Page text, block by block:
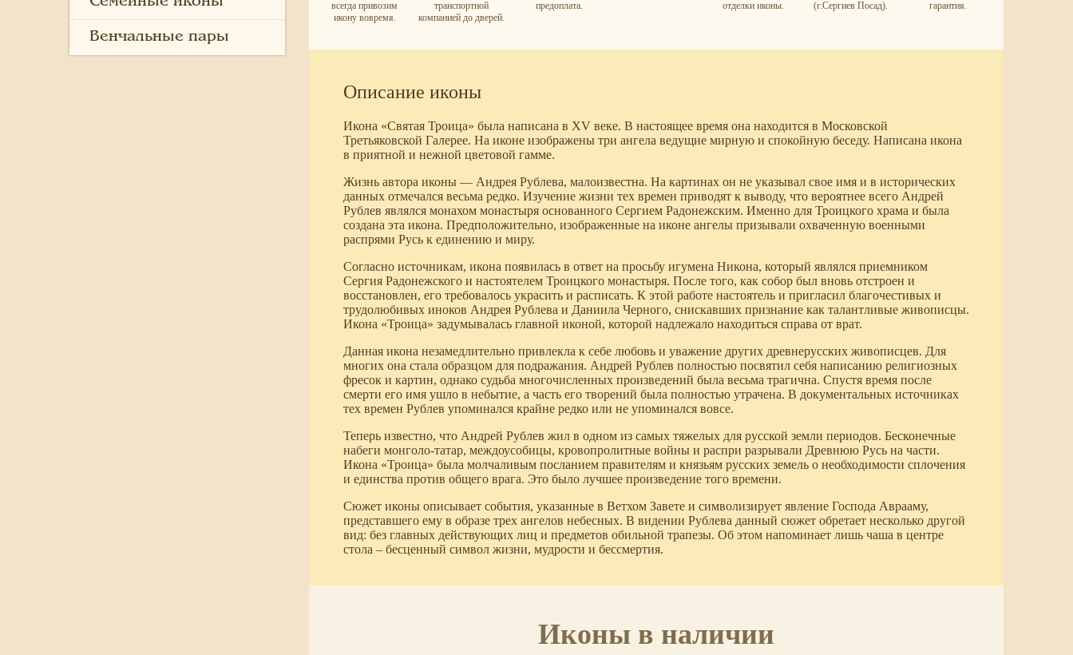
Венчальные пары
всегда привозим
икону вовремя.
транспортной
компанией до дверей.
предоплата.
отделки иконы.
(г.Сергиев Посад).
гарантия.
Описание иконы
Икона «Святая Троица» была написана в XV веке. В настоящее время она находится в Московской
Третьяковской Галерее. На иконе изображены три ангела ведущие мирную и спокойную беседу. Написана икона
в приятной и нежной цветовой гамме.
Жизнь автора иконы — Андрея Рублева, малоизвестна. На картинах он не указывал свое имя и в исторических
данных отмечался весьма редко. Изучение жизни тех времен приводят к выводу, что вероятнее всего Андрей
Рублев являлся монахом монастыря основанного Сергием Радонежским. Именно для Троицкого храма и была
создана эта икона. Предположительно, изображенные на иконе ангелы призывали охваченную военными
распрями Русь к единению и миру.
Согласно источникам, икона появилась в ответ на просьбу игумена Никона, который являлся приемником
Сергия Радонежского и настоятелем Троицкого монастыря. После того, как собор был вновь отстроен и
восстановлен, его требовалось украсить и расписать. К этой работе настоятель и пригласил благочестивых и
трудолюбивых иноков Андрея Рублева и Даниила Черного, снискавших признание как талантливые живописцы.
Икона «Троица» задумывалась главной иконой, которой надлежало находиться справа от врат.
Данная икона незамедлительно привлекла к себе любовь и уважение других древнерусских живописцев. Для
многих она стала образцом для подражания. Андрей Рублев полностью посвятил себя написанию религиозных
фресок и картин, однако судьба многочисленных произведений была весьма трагична. Спустя время после
смерти его имя ушло в небытие, а часть его творений была полностью утрачена. В документальных источниках
тех времен Рублев упоминался крайне редко или не упоминался вовсе.
Теперь известно, что Андрей Рублев жил в одном из самых тяжелых для русской земли периодов. Бесконечные
набеги монголо-татар, междоусобицы, кровопролитные войны и распри разрывали Древнюю Русь на части.
Икона «Троица» была молчаливым посланием правителям и князьям русских земель о необходимости сплочения
и единства против общего врага. Это было лучшее произведение того времени.
Сюжет иконы описывает события, указанные в Ветхом Завете и символизирует явление Господа Аврааму,
представшего ему в образе трех ангелов небесных. В видении Рублева данный сюжет обретает несколько другой
вид: без главных действующих лиц и предметов обильной трапезы. Об этом напоминает лишь чаша в центре
стола – бесценный символ жизни, мудрости и бессмертия.
Иконы в наличии